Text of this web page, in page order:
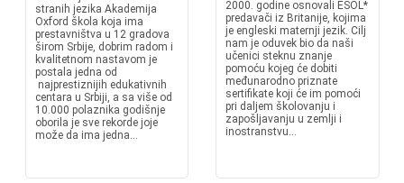
stranih jezika Akademija
Oxford škola koja ima
prestavništva u 12 gradova
širom Srbije, dobrim radom i
kvalitetnom nastavom je
postala jedna od
najprestiznijih edukativnih
centara u Srbiji, a sa više od
10.000 polaznika godišnje
oborila je sve rekorde joje
može da ima jedna...
2000. godine osnovali ESOL*
predavači iz Britanije, kojima
je engleski maternji jezik. Cilj
nam je oduvek bio da naši
učenici steknu znanje
pomoću kojeg će dobiti
međunarodno priznate
sertifikate koji će im pomoći
pri daljem školovanju i
zapošljavanju u zemlji i
inostranstvu...